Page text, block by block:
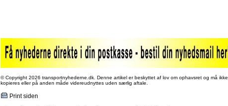
© Copyright 2026 transportnyhederne.dk. Denne artikel er beskyttet af lov om ophavsret og må ikke
kopieres eller på anden måde videreudnyttes uden særlig aftale.
Print siden